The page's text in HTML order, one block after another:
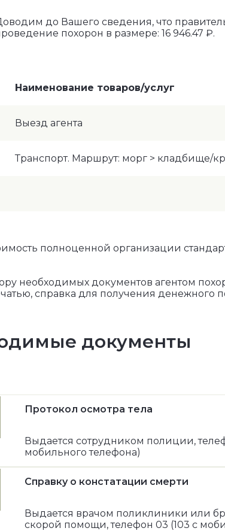
до Вашего сведения, что
похорон в размере: 16 946.47 ₽.
Наименование товаров/услуг
Выезд агента
Транспорт. Маршрут: морг > кладбище/
полноценной организации
необходимых документов агентом
справка для получения денежного
документы
Протокол осмотра тела
Выдается сотрудником полиции,
мобильного телефона)
Справку o констатации смерти
Выдается врачом поликлиники или
скорой помощи, телефон 03 (103 с